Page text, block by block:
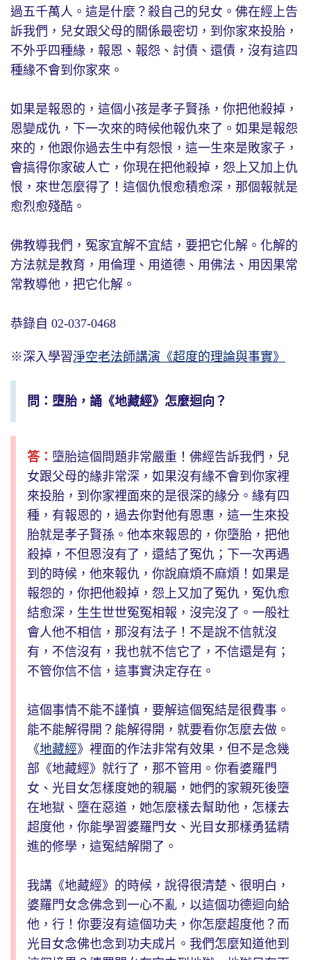
過五千萬人。這是什麼？殺自己的兒女。佛在經上告
訴我們，兒女跟父母的關係最密切，到你家來投胎，
不外乎四種緣，報恩、報怨、討債、還債，沒有這四
種緣不會到你家來。
如果是報恩的，這個小孩是孝子賢孫，你把他殺掉，
恩變成仇，下一次來的時候他報仇來了。如果是報怨
來的，他跟你過去生中有怨恨，這一生來是敗家子，
會搞得你家破人亡，你現在把他殺掉，怨上又加上仇
恨，來世怎麼得了！這個仇恨愈積愈深，那個報就是
愈烈愈殘酷。
佛教導我們，冤家宜解不宜結，要把它化解。化解的
方法就是教育，用倫理、用道德、用佛法、用因果常
常教導他，把它化解。
恭錄自 02-037-0468
※深入學習淨空老法師講演《超度的理論與事實》
問：墮胎，誦《地藏經》怎麼迴向？
答： 墮胎這個問題非常嚴重！佛經告訴我們，兒
女跟父母的緣非常深，如果沒有緣不會到你家裡
來投胎，到你家裡面來的是很深的緣分。緣有四
種，有報恩的，過去你對他有恩惠，這一生來投
胎就是孝子賢孫。他本來報恩的，你墮胎，把他
殺掉，不但恩沒有了，還結了冤仇；下一次再遇
到的時候，他來報仇，你說麻煩不麻煩！如果是
報怨的，你把他殺掉，怨上又加了冤仇，冤仇愈
結愈深，生生世世冤冤相報，沒完沒了。一般社
會人他不相信，那沒有法子！不是說不信就沒
有，不信沒有，我也就不信它了，不信還是有；
不管你信不信，這事實決定存在。
這個事情不能不謹慎，要解這個冤結是很費事。
能不能解得開？能解得開，就要看你怎麼去做。
《地藏經》裡面的作法非常有效果，但不是念幾
部《地藏經》就行了，那不管用。你看婆羅門
女、光目女怎樣度她的親屬，她們的家親死後墮
在地獄、墮在惡道，她怎麼樣去幫助他，怎樣去
超度他，你能學習婆羅門女、光目女那樣勇猛精
進的修學，這冤結解開了。
我講《地藏經》的時候，說得很清楚、很明白，
婆羅門女念佛念到一心不亂，以這個功德迴向給
他，行！你要沒有這個功夫，你怎麼超度他？而
光目女念佛也念到功夫成片。我們怎麼知道他到